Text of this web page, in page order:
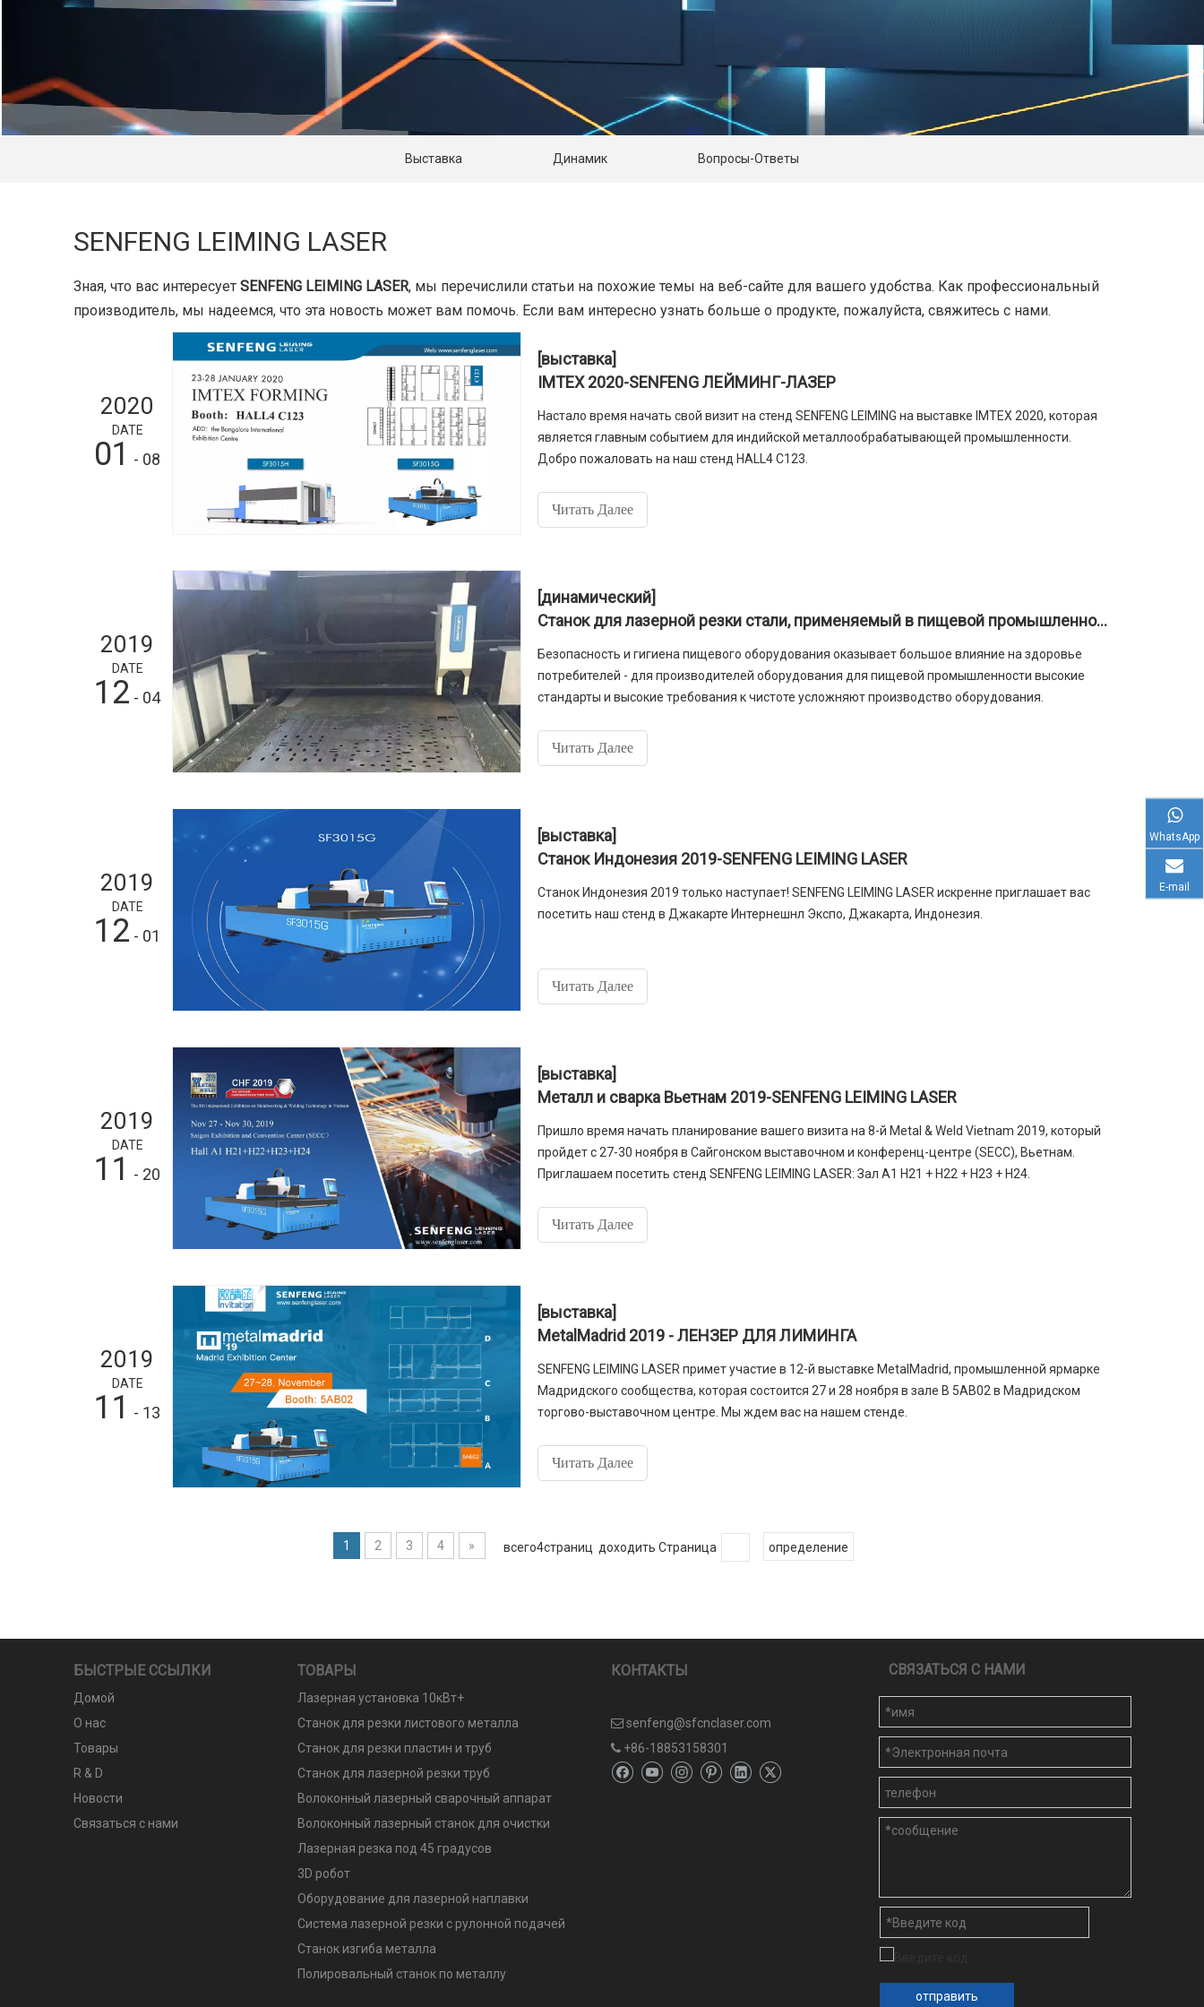
Выставка Динамик Вопросы-Ответы
SENFENG LEIMING LASER
Зная, что вас интересует SENFENG LEIMING LASER, мы перечислили статьи на похожие темы на веб-сайте для вашего удобства. Как профессиональный
производитель, мы надеемся, что эта новость может вам помочь. Если вам интересно узнать больше о продукте, пожалуйста, свяжитесь с нами.
2020
DATE
01 - 08
[выставка]
IMTEX 2020-SENFENG ЛЕЙМИНГ-ЛАЗЕР
Настало время начать свой визит на стенд SENFENG LEIMING на выставке IMTEX 2020, которая
является главным событием для индийской металлообрабатывающей промышленности.
Добро пожаловать на наш стенд HALL4 C123.
Читать Далее
2019
DATE
12 - 04
[динамический]
Станок для лазерной резки стали, применяемый в пищевой промышленности
Безопасность и гигиена пищевого оборудования оказывает большое влияние на здоровье
потребителей - для производителей оборудования для пищевой промышленности высокие
стандарты и высокие требования к чистоте усложняют производство оборудования.
Читать Далее
2019
DATE
12 - 01
[выставка]
Станок Индонезия 2019-SENFENG LEIMING LASER
Станок Индонезия 2019 только наступает! SENFENG LEIMING LASER искренне приглашает вас
посетить наш стенд в Джакарте Интернешнл Экспо, Джакарта, Индонезия.
Читать Далее
2019
DATE
11 - 20
[выставка]
Металл и сварка Вьетнам 2019-SENFENG LEIMING LASER
Пришло время начать планирование вашего визита на 8-й Metal & Weld Vietnam 2019, который
пройдет с 27-30 ноября в Сайгонском выставочном и конференц-центре (SECC), Вьетнам.
Приглашаем посетить стенд SENFENG LEIMING LASER: Зал A1 H21 + H22 + H23 + H24.
Читать Далее
2019
DATE
11 - 13
[выставка]
MetalMadrid 2019 - ЛЕНЗЕР ДЛЯ ЛИМИНГА
SENFENG LEIMING LASER примет участие в 12-й выставке MetalMadrid, промышленной ярмарке
Мадридского сообщества, которая состоится 27 и 28 ноября в зале B 5AB02 в Мадридском
торгово-выставочном центре. Мы ждем вас на нашем стенде.
Читать Далее
1 2 3 4 » всего4страниц доходить Страница определение
БЫСТРЫЕ ССЫЛКИ
Домой
О нас
Товары
R & D
Новости
Связаться с нами
ТОВАРЫ
Лазерная установка 10кВт+
Станок для резки листового металла
Станок для резки пластин и труб
Станок для лазерной резки труб
Волоконный лазерный сварочный аппарат
Волоконный лазерный станок для очистки
Лазерная резка под 45 градусов
3D робот
Оборудование для лазерной наплавки
Система лазерной резки с рулонной подачей
Станок изгиба металла
Полировальный станок по металлу
КОНТАКТЫ
 senfeng@sfcnclaser.com
 +86-18853158301
СВЯЗАТЬСЯ С НАМИ
отправить
WhatsApp
E-mail